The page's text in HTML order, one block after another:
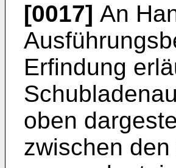
[0017] An
Erfindung
oben
zwischen